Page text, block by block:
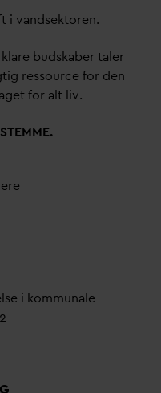
i vandsektoren.
budskaber taler
ressource for den
for alt liv.
i kommunale